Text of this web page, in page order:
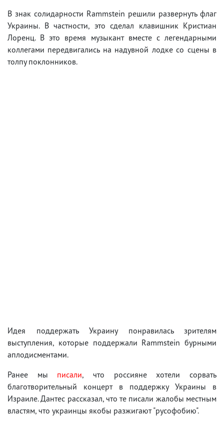
В знак солидарности Rammstein решили развернуть флаг
Украины. В частности, это сделал клавишник Кристиан
Лоренц. В это время музыкант вместе с легендарными
коллегами передвигались на надувной лодке со сцены в
толпу поклонников.
Идея поддержать Украину понравилась зрителям
выступления, которые поддержали Rammstein бурными
аплодисментами.
Ранее мы писали, что россияне хотели сорвать
благотворительный концерт в поддержку Украины в
Израиле. Дантес рассказал, что те писали жалобы местным
властям, что украинцы якобы разжигают "русофобию".